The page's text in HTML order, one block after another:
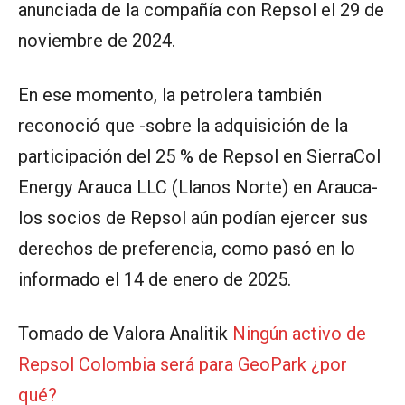
anunciada de la compañía con Repsol el 29 de
noviembre de 2024.
En ese momento, la petrolera también
reconoció que -sobre la adquisición de la
participación del 25 % de Repsol en SierraCol
Energy Arauca LLC (Llanos Norte) en Arauca-
los socios de Repsol aún podían ejercer sus
derechos de preferencia, como pasó en lo
informado el 14 de enero de 2025.
Tomado de Valora Analitik Ningún activo de
Repsol Colombia será para GeoPark ¿por
qué?